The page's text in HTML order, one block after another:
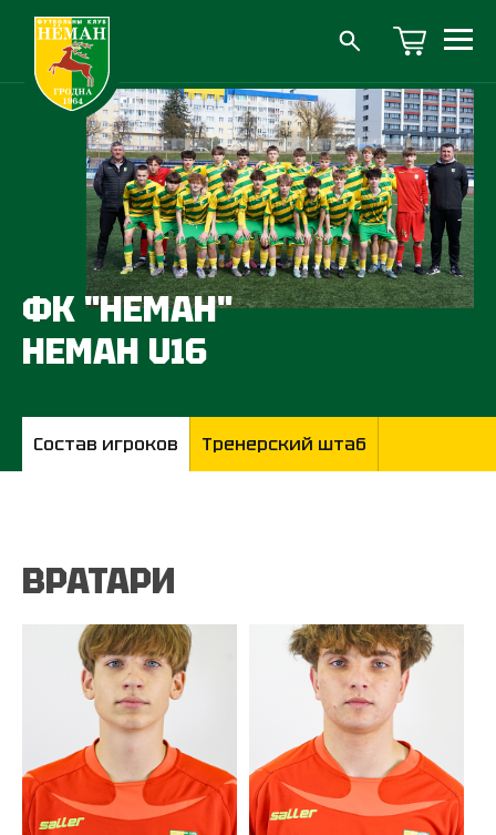
ФК "НЕМАН"
НЕМАН U16
Состав игроков Тренерский штаб
ВРАТАРИ